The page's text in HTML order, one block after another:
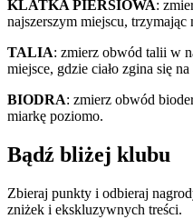
KLATKA PIERSIOWA:
najszerszym miejscu, trzymając
TALIA: zmierz obwód talii w
miejsce, gdzie ciało zgina się
BIODRA: zmierz obwód
miarkę poziomo.
Bądź bliżej klubu
Zbieraj punkty i odbieraj
zniżek i ekskluzywnych treści.